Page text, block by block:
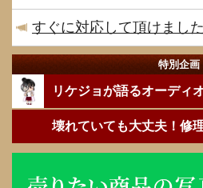
すぐに対応して頂けました
特別企画
リケジョが語るオーディ
壊れていても大丈夫！修